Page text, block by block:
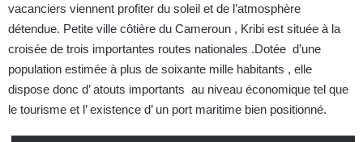
vacanciers viennent profiter du soleil et de l’atmosphère
détendue. Petite ville côtière du Cameroun , Kribi est située à la
croisée de trois importantes routes nationales .Dotée d’une
population estimée à plus de soixante mille habitants , elle
dispose donc d’ atouts importants au niveau économique tel que
le tourisme et l’ existence d’ un port maritime bien positionné.